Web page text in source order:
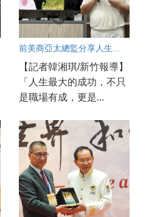
【記者韓湘琪/新竹報導】
「人生最大的成功，不只
是職場有成，更是...